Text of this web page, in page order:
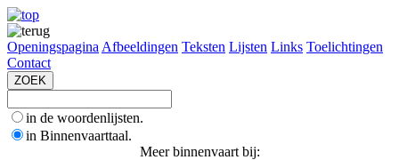
Openingspagina Afbeeldingen Teksten Lijsten Links Toelichtingen
Contact
in de woordenlijsten.
in Binnenvaarttaal.
Meer binnenvaart bij: